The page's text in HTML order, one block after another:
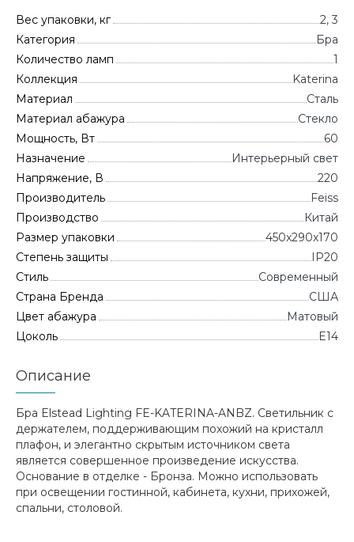
Вес упаковки, кг
2, 3
Категория
Бра
Количество ламп
1
Коллекция
Katerina
Материал
Сталь
Материал абажура
Стекло
Мощность, Вт
60
Назначение
Интерьерный свет
Напряжение, В
220
Производитель
Feiss
Производство
Китай
Размер упаковки
450x290x170
Степень защиты
IP20
Стиль
Современный
Страна Бренда
CША
Цвет абажура
Матовый
Цоколь
E14
Описание
Бра Elstead Lighting FE-KATERINA-ANBZ. Светильник с
держателем, поддерживающим похожий на кристалл
плафон, и элегантно скрытым источником света
является совершенное произведение искусства.
Основание в отделке - Бронза. Можно использовать
при освещении гостинной, кабинета, кухни, прихожей,
спальни, столовой.